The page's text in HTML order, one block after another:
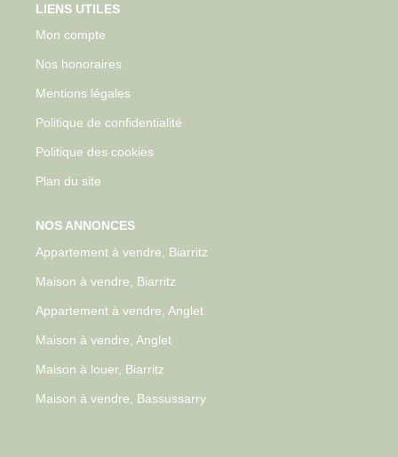
LIENS UTILES
Mon compte
Nos honoraires
Mentions légales
Politique de confidentialité
Politique des cookies
Plan du site
NOS ANNONCES
Appartement à vendre, Biarritz
Maison à vendre, Biarritz
Appartement à vendre, Anglet
Maison à vendre, Anglet
Maison à louer, Biarritz
Maison à vendre, Bassussarry